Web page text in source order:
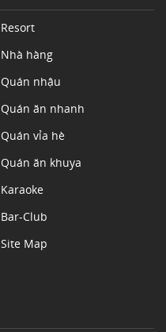
Resort
Nhà hàng
Quán nhậu
Quán ăn nhanh
Quán vỉa hè
Quán ăn khuya
Karaoke
Bar-Club
Site Map